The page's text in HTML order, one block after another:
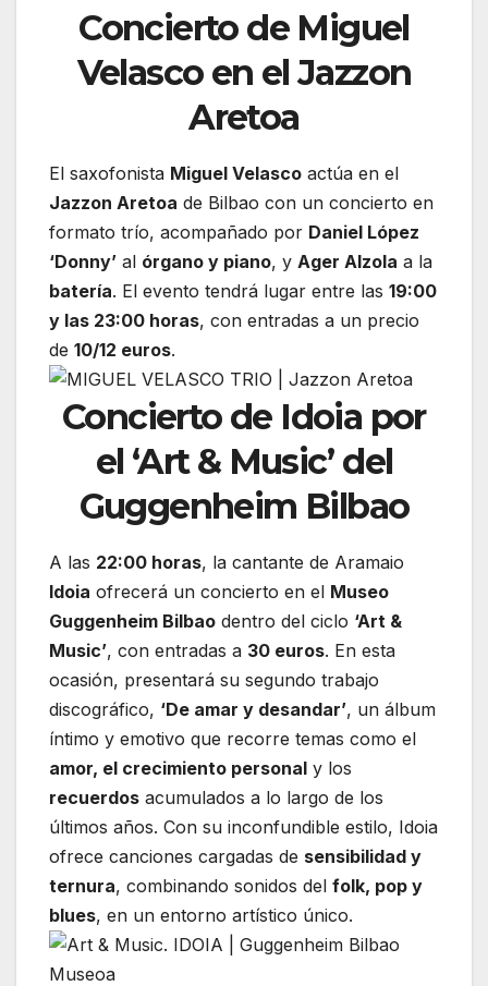
Concierto de Miguel
Velasco en el Jazzon
Aretoa
El saxofonista Miguel Velasco actúa en el
Jazzon Aretoa de Bilbao con un concierto en
formato trío, acompañado por Daniel López
‘Donny’ al órgano y piano, y Ager Alzola a la
batería. El evento tendrá lugar entre las 19:00
y las 23:00 horas, con entradas a un precio
de 10/12 euros.
Concierto de Idoia por
el ‘Art & Music’ del
Guggenheim Bilbao
A las 22:00 horas, la cantante de Aramaio
Idoia ofrecerá un concierto en el Museo
Guggenheim Bilbao dentro del ciclo ‘Art &
Music’, con entradas a 30 euros. En esta
ocasión, presentará su segundo trabajo
discográfico, ‘De amar y desandar’, un álbum
íntimo y emotivo que recorre temas como el
amor, el crecimiento personal y los
recuerdos acumulados a lo largo de los
últimos años. Con su inconfundible estilo, Idoia
ofrece canciones cargadas de sensibilidad y
ternura, combinando sonidos del folk, pop y
blues, en un entorno artístico único.